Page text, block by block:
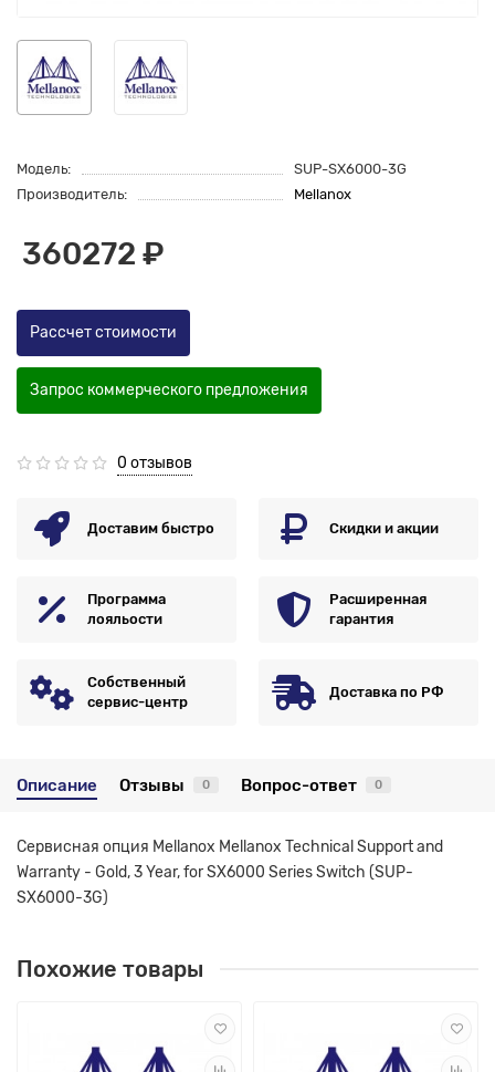
Модель:
SUP-SX6000-3G
Производитель:
Mellanox
360272 ₽
Рассчет стоимости
Запрос коммерческого предложения
0 отзывов
Доставим быстро Скидки и акции
Программа
лояльости
Расширенная
гарантия
Собственный
сервис-центр
Доставка по РФ
Описание Отзывы 0 Вопрос-ответ 0
Сервисная опция Mellanox Mellanox Technical Support and
Warranty - Gold, 3 Year, for SX6000 Series Switch (SUP-
SX6000-3G)
Похожие товары